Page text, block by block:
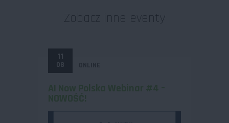
Zobacz inne eventy
11
08